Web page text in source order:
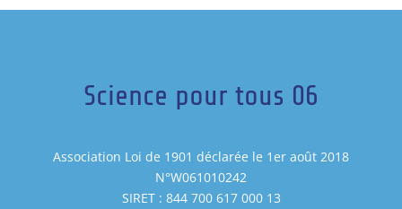
Science pour tous 06
Association Loi de 1901 déclarée le 1er août 2018
N°W061010242
SIRET : 844 700 617 000 13